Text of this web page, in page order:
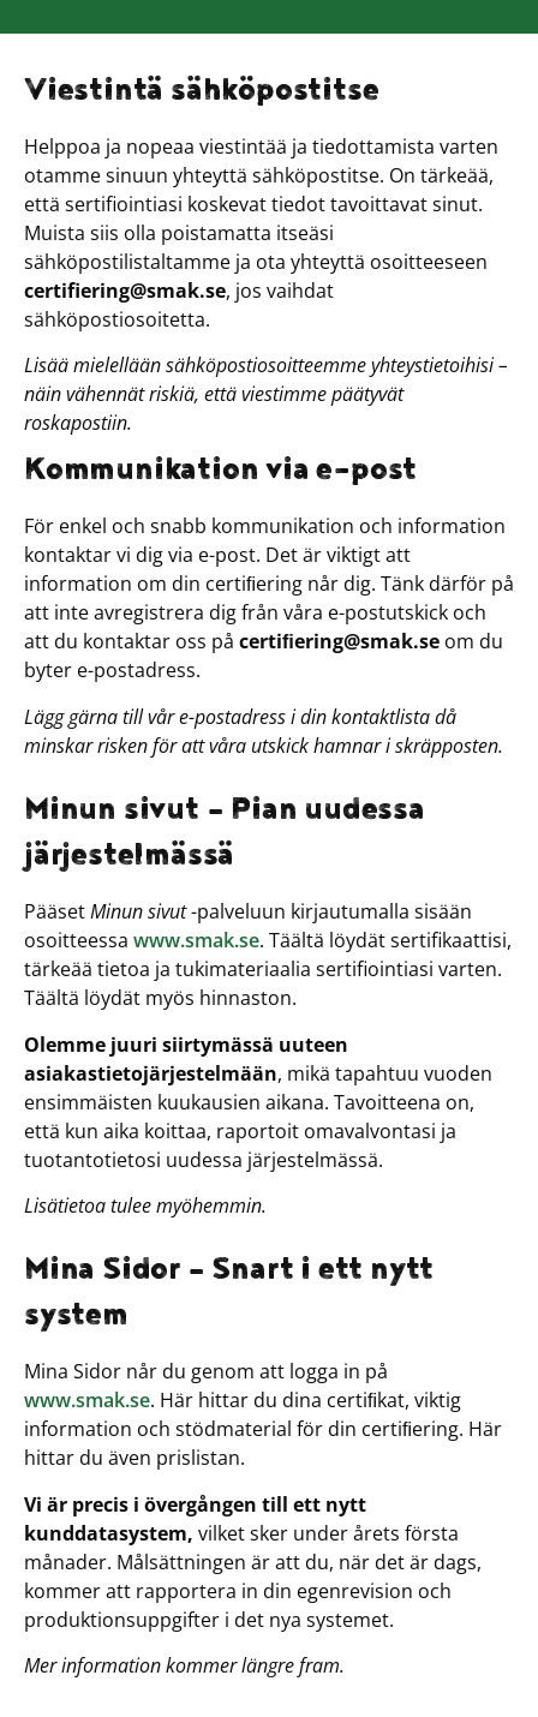
Viestintä sähköpostitse
Helppoa ja nopeaa viestintää ja tiedottamista varten
otamme sinuun yhteyttä sähköpostitse. On tärkeää,
että sertifiointiasi koskevat tiedot tavoittavat sinut.
Muista siis olla poistamatta itseäsi
sähköpostilistaltamme ja ota yhteyttä osoitteeseen
certifiering@smak.se, jos vaihdat
sähköpostiosoitetta.
Lisää mielellään sähköpostiosoitteemme yhteystietoihisi –
näin vähennät riskiä, että viestimme päätyvät
roskapostiin.
Kommunikation via e-post
För enkel och snabb kommunikation och information
kontaktar vi dig via e-post. Det är viktigt att
information om din certiﬁering når dig. Tänk därför på
att inte avregistrera dig från våra e-postutskick och
att du kontaktar oss på certiﬁering@smak.se om du
byter e-postadress.
Lägg gärna till vår e-postadress i din kontaktlista då
minskar risken för att våra utskick hamnar i skräpposten.
Minun sivut – Pian uudessa
järjestelmässä
PääsetMinun sivut-palveluun kirjautumalla sisään
osoitteessa www.smak.se. Täältä löydät sertifikaattisi,
tärkeää tietoa ja tukimateriaalia sertifiointiasi varten.
Täältä löydät myös hinnaston.
Olemme juuri siirtymässä uuteen
asiakastietojärjestelmään, mikä tapahtuu vuoden
ensimmäisten kuukausien aikana. Tavoitteena on,
että kun aika koittaa, raportoit omavalvontasi ja
tuotantotietosi uudessa järjestelmässä.
Lisätietoa tulee myöhemmin.
Mina Sidor – Snart i ett nytt
system
Mina Sidor når du genom att logga in på
www.smak.se. Här hittar du dina certiﬁkat, viktig
information och stödmaterial för din certiﬁering. Här
hittar du även prislistan.
Vi är precis i övergången till ett nytt
kunddatasystem, vilket sker under årets första
månader. Målsättningen är att du, när det är dags,
kommer att rapportera in din egenrevision och
produktionsuppgifter i det nya systemet.
Mer information kommer längre fram.